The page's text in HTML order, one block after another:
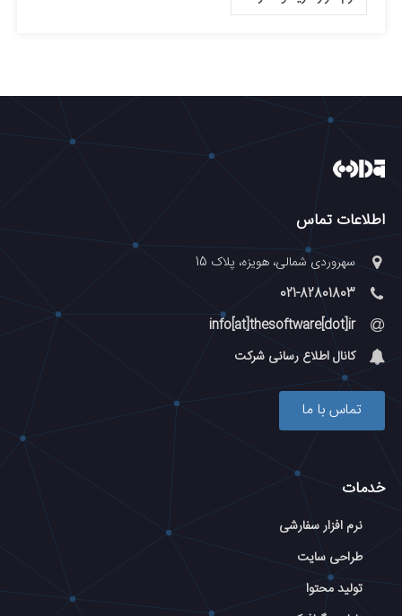
اطلاعات تماس
سهروردی شمالی، هویزه، پلاک 15
021-82801803
info[at]thesoftware[dot]ir
کانال اطلاع رسانی شرکت
تماس با ما
خدمات
نرم افزار سفارشی
طراحی سایت
تولید محتوا